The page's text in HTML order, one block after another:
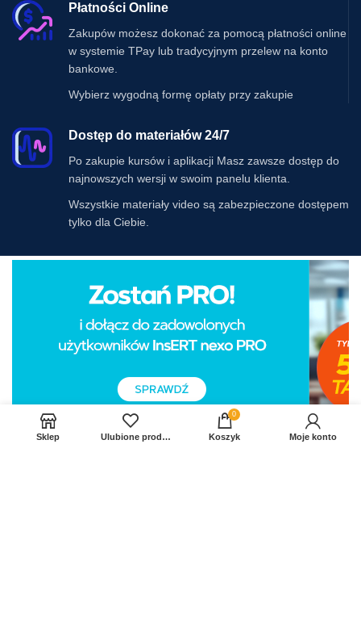
Płatności Online
Zakupów możesz dokonać za pomocą płatności online
w systemie TPay lub tradycyjnym przelew na konto
bankowe.
Wybierz wygodną formę opłaty przy zakupie
Dostęp do materiałów 24/7
Po zakupie kursów i aplikacji Masz zawsze dostęp do
najnowszych wersji w swoim panelu klienta.
Wszystkie materiały video są zabezpieczone dostępem
tylko dla Ciebie.
Sklep Ulubione produkty
0
Koszyk Moje konto